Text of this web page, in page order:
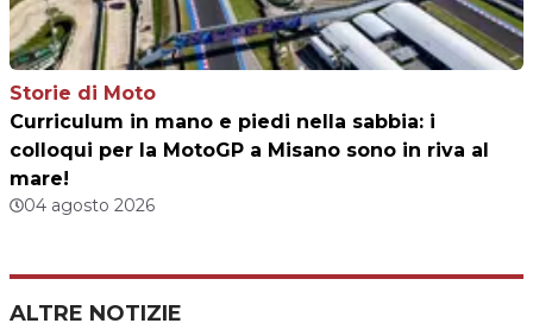
Storie di Moto
Curriculum in mano e piedi nella sabbia: i
colloqui per la MotoGP a Misano sono in riva al
mare!
04 agosto 2026
ALTRE NOTIZIE